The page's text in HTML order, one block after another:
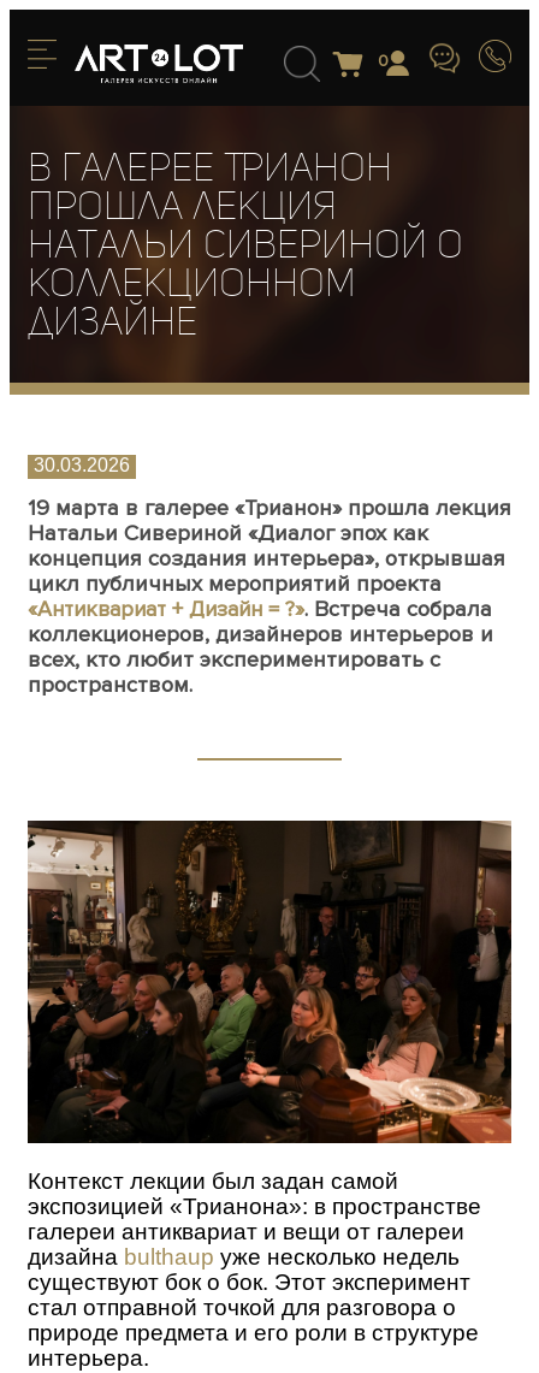
0
В галерее Трианон
прошла лекция
Натальи Сивериной о
коллекционном
дизайне
30.03.2026
19 марта в галерее «Трианон» прошла лекция
Натальи Сивериной «Диалог эпох как
концепция создания интерьера», открывшая
цикл публичных мероприятий проекта
«Антиквариат + Дизайн = ?». Встреча собрала
коллекционеров, дизайнеров интерьеров и
всех, кто любит экспериментировать с
пространством.
Контекст лекции был задан самой
экспозицией «Трианона»: в пространстве
галереи антиквариат и вещи от галереи
дизайна bulthaup уже несколько недель
существуют бок о бок. Этот эксперимент
стал отправной точкой для разговора о
природе предмета и его роли в структуре
интерьера.